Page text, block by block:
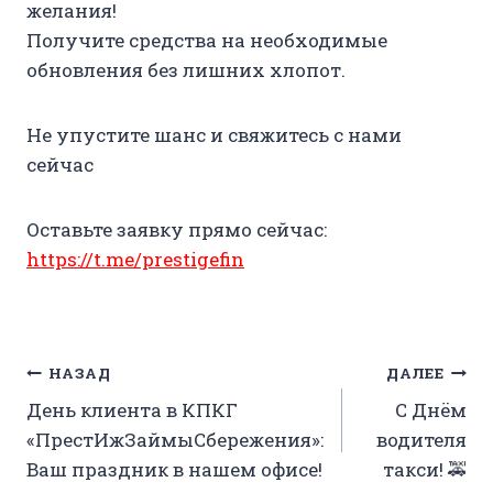
желания!
Получите средства на необходимые
обновления без лишних хлопот.
Не упустите шанс и свяжитесь с нами
сейчас
Оставьте заявку прямо сейчас:
https://t.me/prestigefin
Навигация
по
записям
НАЗАД
День клиента в КПКГ
«ПрестИжЗаймыСбережения»:
Ваш праздник в нашем офисе!
ДАЛЕЕ
С Днём
водителя
такси! 🚕